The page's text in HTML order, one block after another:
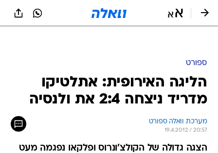
ספורט
הליגה האירופית: אתלטיקו
מדריד ניצחה 2:4 את ולנסיה
מערכת וואלה ספורט
19.4.2012 / 20:57
הצגה גדולה של הקולצ'ונרוס ופלקאו נפגמה מעט